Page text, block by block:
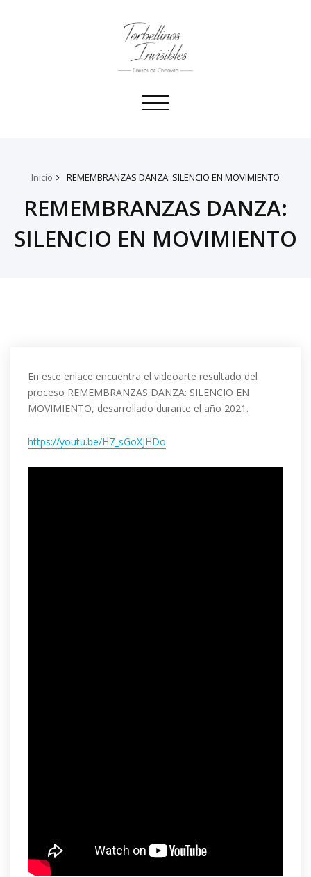
Toggle
Inicio REMEMBRANZAS DANZA: SILENCIO EN MOVIMIENTO
REMEMBRANZAS DANZA:
SILENCIO EN MOVIMIENTO
En este enlace encuentra el videoarte resultado del
proceso REMEMBRANZAS DANZA: SILENCIO EN
MOVIMIENTO, desarrollado durante el año 2021.
https://youtu.be/H7_sGoXJHDo